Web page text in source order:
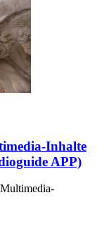
Inhalte
APP)